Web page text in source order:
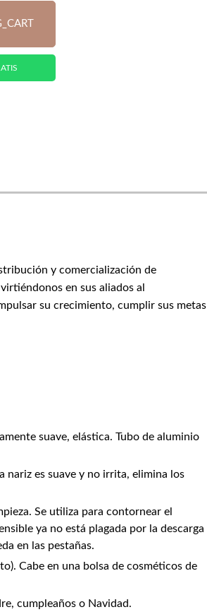
y comercialización de
en sus aliados al
su crecimiento, cumplir sus metas
suave, elástica. Tubo de aluminio
nariz es suave y no irrita, elimina los
Se utiliza para contornear el
ya no está plagada por la descarga
en las pestañas.
Cabe en una bolsa de cosméticos de
cumpleaños o Navidad.